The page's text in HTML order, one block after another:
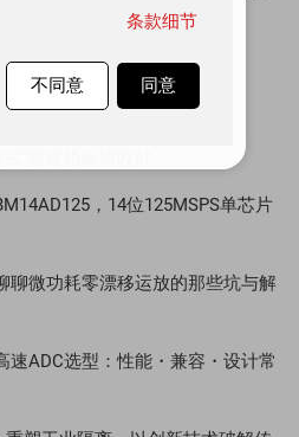
速DAC选型攻略
收发器CBM232选型逻辑
”搭建指南请收好
，14位125MSPS单芯片
聊微功耗零漂移运放的那些坑与解
速ADC选型：性能・兼容・设计常
条款细节
不同意 同意